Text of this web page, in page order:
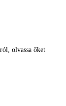
olvassa őket